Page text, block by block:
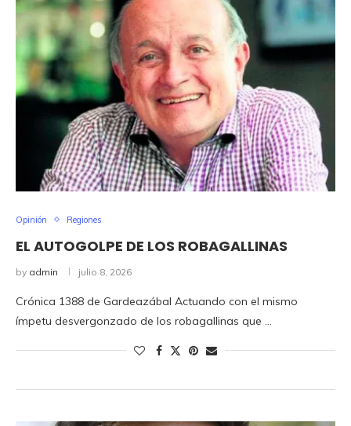
Opinión Regiones
EL AUTOGOLPE DE LOS ROBAGALLINAS
by admin julio 8, 2026
Crónica 1388 de Gardeazábal Actuando con el mismo
ímpetu desvergonzado de los robagallinas que …